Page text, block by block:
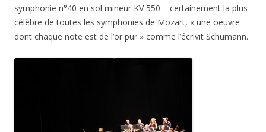
symphonie n°40 en sol mineur KV 550 – certainement la plus
célèbre de toutes les symphonies de Mozart, « une oeuvre
dont chaque note est de l’or pur » comme l’écrivit Schumann.